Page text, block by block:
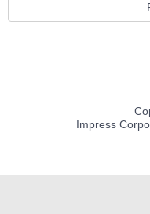
Impress